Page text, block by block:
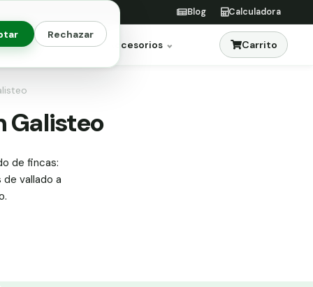
Rechazar
Blog Calculadora
Jardinería Accesorios Carrito
Galisteo
de fincas:
vallado a